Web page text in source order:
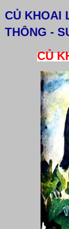
CỦ KHOAI
THÔNG -
CỦ